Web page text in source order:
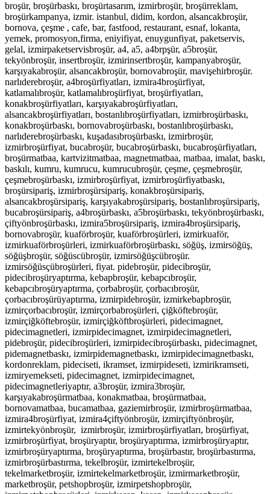
broşür, broşürbaskı, broşürtasarım, izmirbroşür, broşürreklam,
broşürkampanya, izmir. istanbul, didim, kordon, alsancakbroşür,
bornova, çeşme , cafe, bar, fastfood, restaurant, esnaf, lokanta,
yemek, promosyon,firma, eniyifiyat, enuygunfiyat, paketservis,
gelal, izmirpaketservisbroşür, a4, a5, a4brpşür, a5broşür,
tekyönbroşür, insertbroşür, izmirinsertbroşür, kampanyabroşür,
karşıyakabroşür, alsancakbroşür, bornovabroşür, mavişehirbroşür.
narlıderebroşür, a4broşürfiyatları, izmira4broşürfiyat,
katlamalıbroşür, katlamalıbroşürfiyat, broşürfiyatları,
konakbroşürfiyatları, karşıyakabroşürfiyatları,
alsancakbroşürfiyatları, bostanlıbroşürfiyatları, izmirbroşürbaskı,
konakbroşürbaskı, bornovabroşürbaskı, bostanlıbroşürbaskı,
narlıderebroşürbaskı, kuşadasıbroşürbaskı, izmirbroşür,
izmirbroşürfiyat, bucabroşür, bucabroşürbaskı, bucabroşürfiyatları,
broşürmatbaa, kartvizitmatbaa, magnetmatbaa, matbaa, imalat, baskı,
baskılı, kumru, kumrucu, kumrucubroşür, çeşme, çeşmebroşür,
çeşmebroşürbaskı, izmirbroşürfiyat, izmirbroşürfiyatbaskı,
broşürsipariş, izmirbroşürsipariş, konakbroşürsipariş,
alsancakbroşürsipariş, karşıyakabroşürsipariş, bostanlıbroşürsipariş,
bucabroşürsipariş, a4broşürbaskı, a5broşürbaskı, tekyönbroşürbaskı,
çiftyönbroşürbaskı, izmira5broşürsipariş, izmira4broşürsipariş,
bornovabroşür, kuaförbroşür, kuaförbroşürleri, izmirkuaför,
izmirkuaförbroşürleri, izmirkuaförbroşürbaskı, söğüş, izmirsöğüş,
söğüşbroşür, söğüscübroşür, izmirsöğüşcübroşür.
izmirsöğüsçübroşürleri, fiyat. pidebroşür, pidecibroşür,
pidecibroşüryaptırma, kebapbroşür, kebapcıbroşür,
kebapcıbroşüryaptırma, çorbabroşür, çorbacıbroşür,
çorbacıbroşürüyaptırma, izmirpidebroşür, izmirkebapbroşür,
izmirçorbacıbroşür, izmirçorbabroşürleri, çiğköftebroşür,
izmirçiğköftebroşür, izmirçiğköftbroşürleri, pidecimagnet,
pidecimagnetleri, izmirpidecimagnet, izmirpidecimagnetleri,
pidebroşür, pidecibroşürleri, izmirpidecibroşürbaskı, pidecimagnet,
pidemagnetbaskı, izmirpidemagnetbaskı, izmirpidecimagnetbaskı,
kordonreklam, pideciseti, ikramset, izmirpideseti, izmirikramseti,
izmiryemekseti, pidecimagnet, izmirpidecimagnet,
pidecimagnetleriyaptır, a3broşür, izmira3broşür,
karşıyakabroşürmatbaa, konakmatbaa, broşürmatbaa,
bornovamatbaa, bucamatbaa, gaziemirbroşür, izmirbroşürmatbaa,
izmira4broşürfiyat, izmira4çiftyönbroşür, izmirçiftyönbroşür,
izmirtekyönbroşür, izmirbroşür, izmirbroşürfiyatları, broşürfiyat,
izmirbroşürfiyat, broşüryaptır, broşüryaptırma, izmirbroşüryaptır,
izmirbroşüryaptırma, broşüryaptırma, broşürbastır, broşürbastırma,
izmirbroşürbastırma, tekelbroşür, izmirtekelbroşür,
tekelmarketbroşür, izmirtekelmarketbroşür, izmirmarketbroşür,
marketbroşür, petshopbroşür, izmirpetshopbroşür,